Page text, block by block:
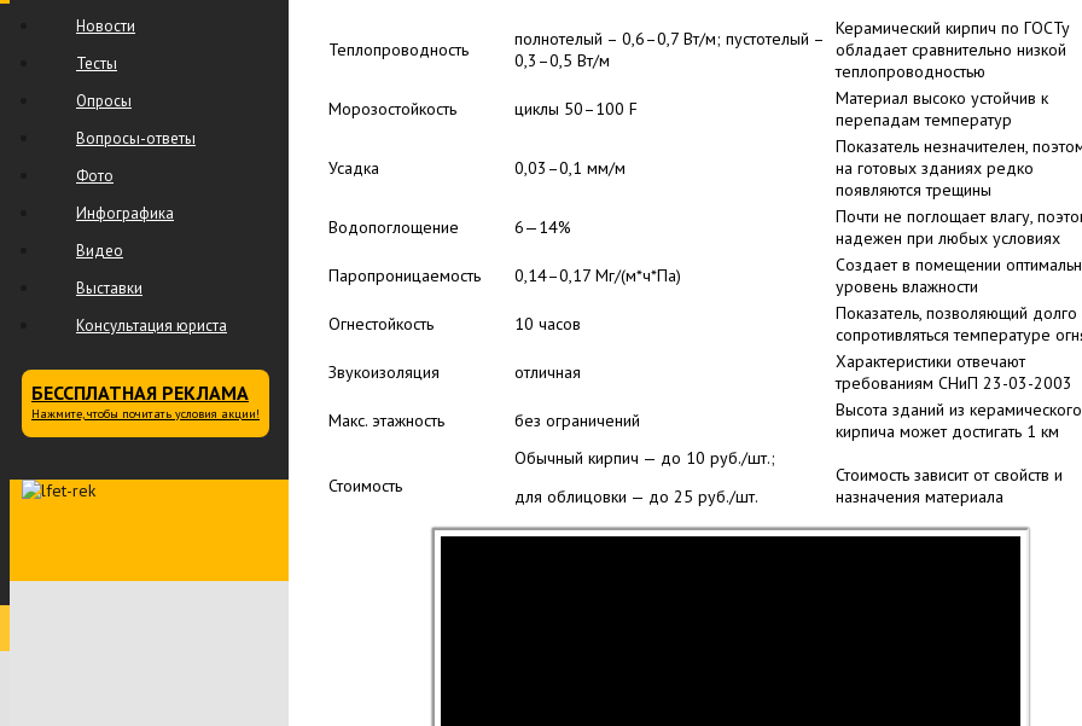
Новости
Тесты
Опросы
Вопросы-ответы
Фото
Инфографика
Видео
Выставки
Консультация юриста
БЕССПЛАТНАЯ РЕКЛАМА
Нажмите, чтобы почитать условия акции!
Теплопроводность
полнотелый – 0,6–0,7 Вт/м; пустотелый –
0,3–0,5 Вт/м
Керамический кирпич по ГОСТу
обладает сравнительно низкой
теплопроводностью
Морозостойкость
циклы 50–100 F
Материал высоко устойчив к
перепадам температур
Усадка 0,03–0,1 мм/м
Показатель незначителен,
на готовых зданиях редко
появляются трещины
Водопоглощение
6—14%
Почти не поглощает влагу,
надежен при любых условиях
Паропроницаемость
0,14–0,17 Мг/(м*ч*Па)
Создает в помещении
уровень влажности
Огнестойкость
10 часов
Показатель, позволяющий долго
сопротивляться температуре
Звукоизоляция
отличная
Характеристики отвечают
требованиям СНиП 23-03-2003
Макс. этажность
без ограничений
Высота зданий из керамического
кирпича может достигать 1 км
Стоимость
Обычный кирпич — до 10 руб./шт.;
для облицовки — до 25 руб./шт.
Стоимость зависит от свойств и
назначения материала